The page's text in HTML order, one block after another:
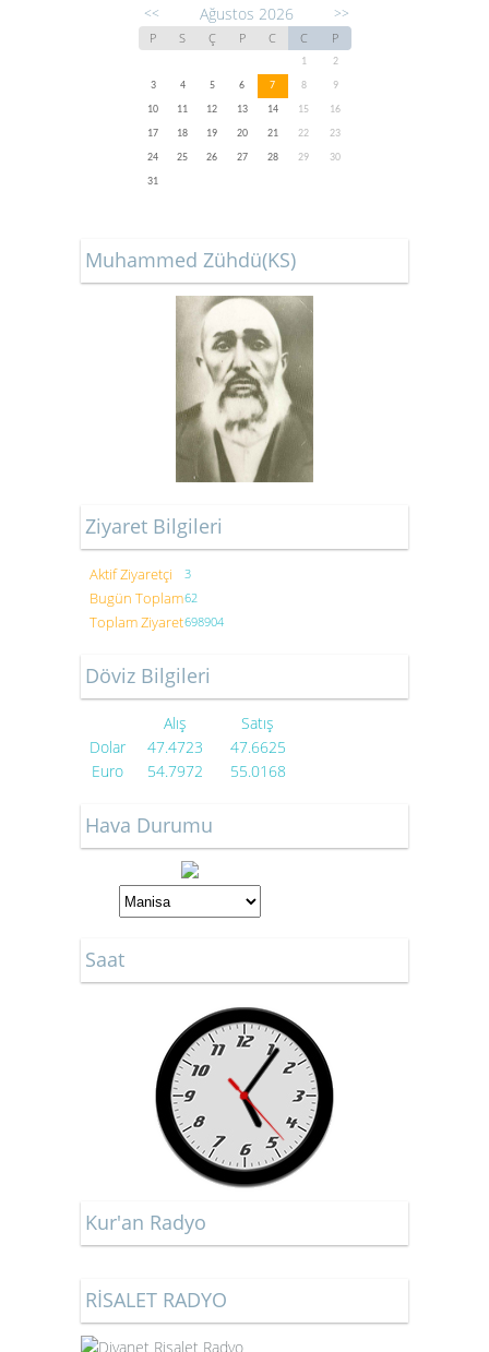
<< Ağustos 2026 >>
P S Ç P C C P
1
2
3
4 5 6 7 8
9
10
11 12 13 14 15
16
17
18 19 20 21 22
23
24
25 26 27 28 29
30
31
Muhammed Zühdü(KS)
Ziyaret Bilgileri
Aktif Ziyaretçi 3
Bugün Toplam62
Toplam Ziyaret698904
Döviz Bilgileri
Alış
Satış
Dolar
47.4723
47.6625
Euro
54.7972 55.0168
Hava Durumu
Saat
Kur'an Radyo
RİSALET RADYO